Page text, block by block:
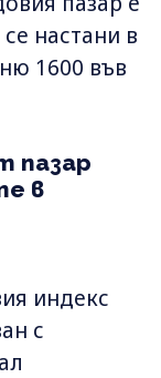
настани в
1600 във
пазар
в
индекс
с